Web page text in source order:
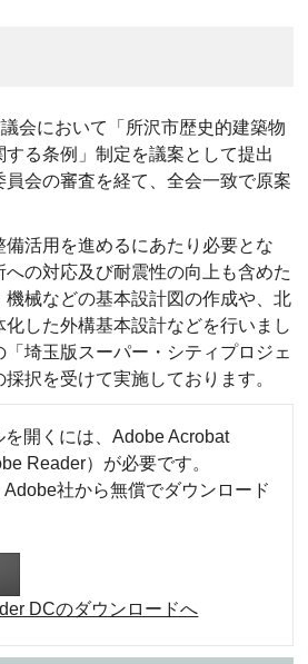
会において「所沢市歴史的建築物
る条例」制定を議案として提出
員会の審査を経て、全会一致で原案
備活用を進めるにあたり必要とな
への対応及び耐震性の向上も含めた
機械などの基本設計図の作成や、北
した外構基本設計などを行いまし
埼玉版スーパー・シティプロジェ
択を受けて実施しております。
開くには、Adobe Acrobat
Reader）が必要です。
社から無償でダウンロード
DCのダウンロードへ